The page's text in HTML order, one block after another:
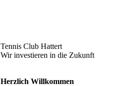
Tennis Club Hattert
Wir investieren in die Zukunft
Herzlich Willkommen